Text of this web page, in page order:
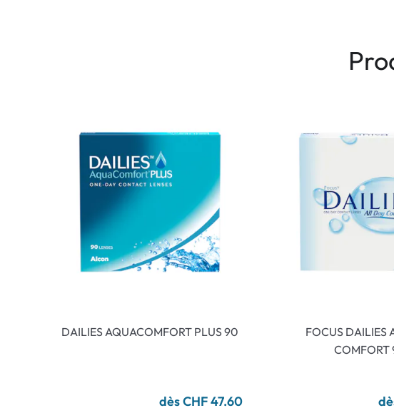
DAILIES AQUACOMFORT PLUS 90
dès CHF 47.60
FOCUS DAILIES
COMFORT